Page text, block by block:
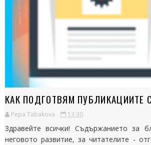
КАК ПОДГОТВЯМ ПУБЛИКАЦИИТЕ
Pepa Tabakova 13:30
Здравейте всички! Съдържанието за
неговото развитие, за читателите -